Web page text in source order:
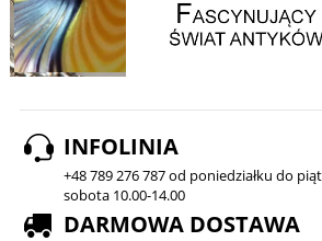
INFOLINIA
+48 789 276 787 od poniedziałku do
sobota 10.00-14.00
DARMOWA DOSTAWA